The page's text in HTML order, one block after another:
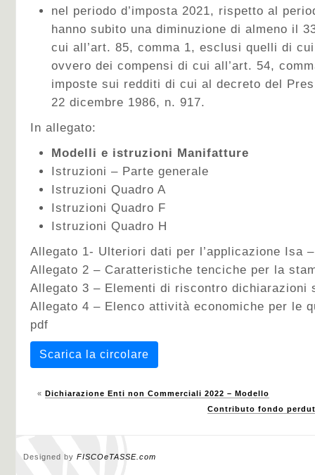
nel periodo d’imposta 2021, rispetto al
hanno subito una diminuzione di almeno il
cui all’art. 85, comma 1, esclusi quelli di
ovvero dei compensi di cui all’art. 54,
imposte sui redditi di cui al decreto del
22 dicembre 1986, n. 917.
In allegato:
Modelli e istruzioni Manifatture
Istruzioni – Parte generale
Istruzioni Quadro A
Istruzioni Quadro F
Istruzioni Quadro H
Allegato 1- Ulteriori dati per l’applicazione Isa
Allegato 2 – Caratteristiche tenciche per la
Allegato 3 – Elementi di riscontro dichiarazioni
Allegato 4 – Elenco attività economiche per le
pdf
Scarica la circolare
« Dichiarazione Enti non Commerciali 2022 – Modello
Contributo fondo
Designed by FISCOeTASSE.com